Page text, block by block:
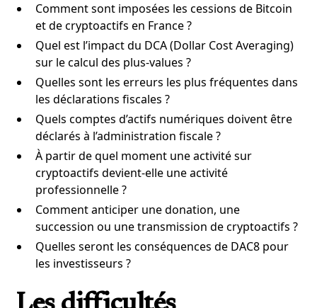
Comment sont imposées les cessions de Bitcoin
et de cryptoactifs en France ?
Quel est l’impact du DCA (Dollar Cost Averaging)
sur le calcul des plus-values ?
Quelles sont les erreurs les plus fréquentes dans
les déclarations fiscales ?
Quels comptes d’actifs numériques doivent être
déclarés à l’administration fiscale ?
À partir de quel moment une activité sur
cryptoactifs devient-elle une activité
professionnelle ?
Comment anticiper une donation, une
succession ou une transmission de cryptoactifs ?
Quelles seront les conséquences de DAC8 pour
les investisseurs ?